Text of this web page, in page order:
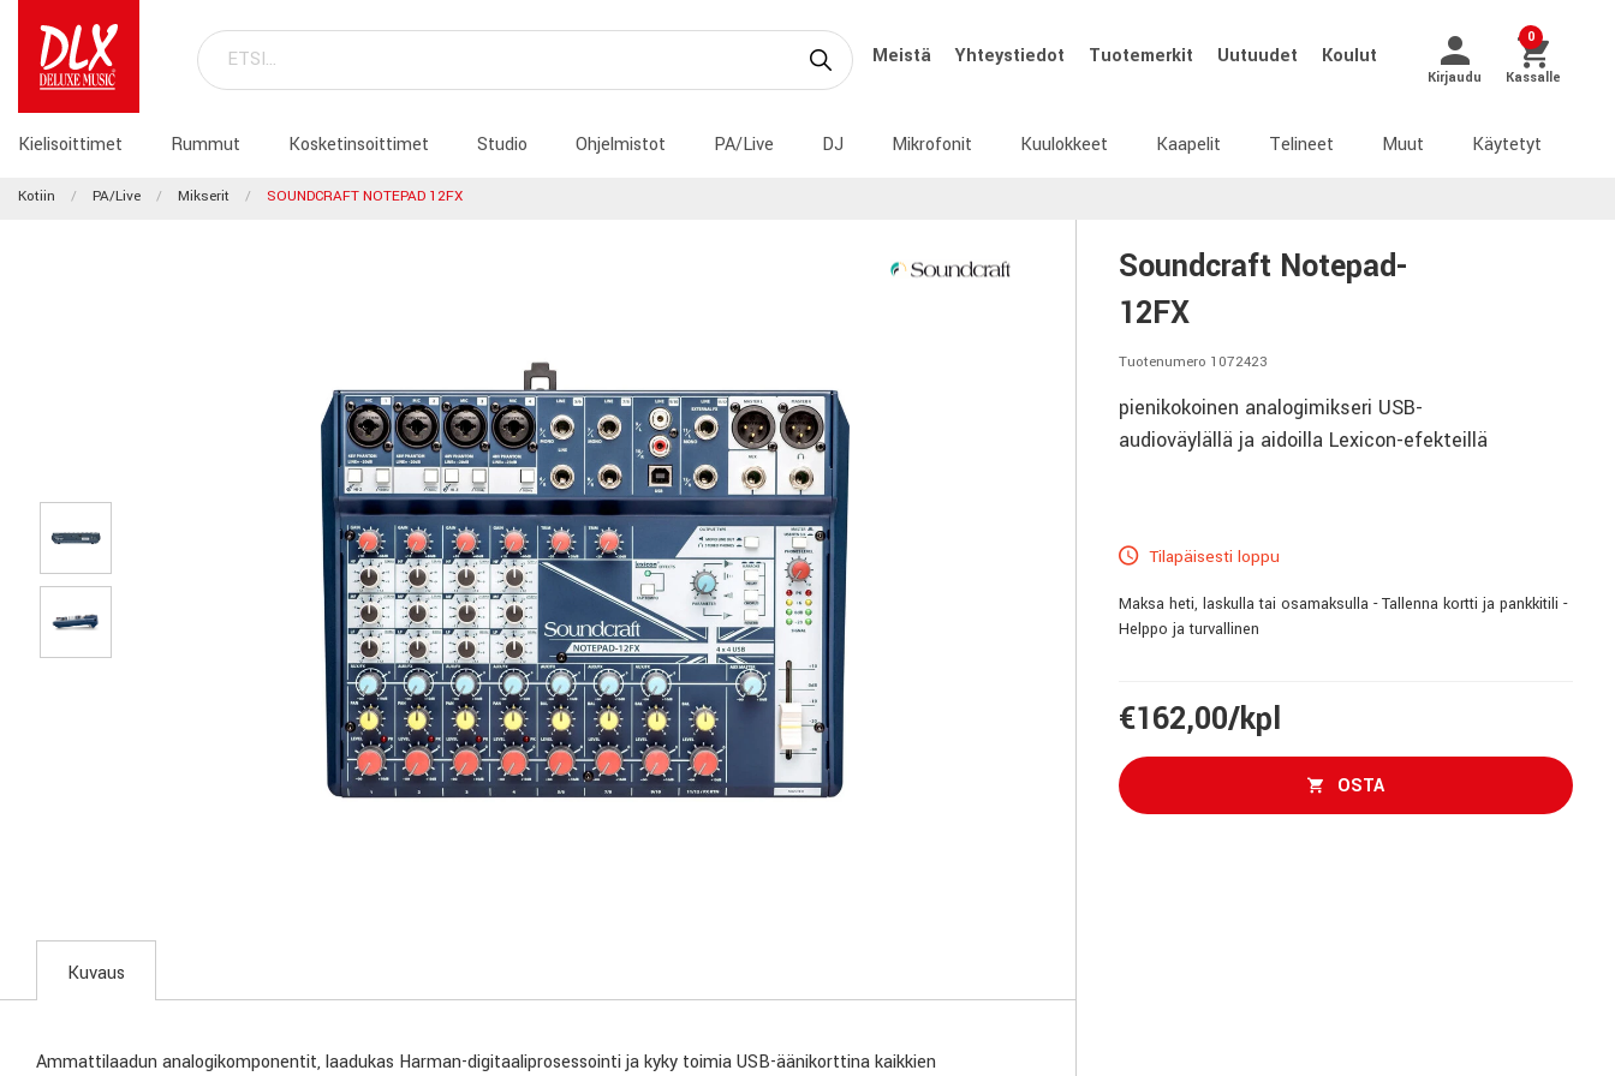
Meistä Yhteystiedot Tuotemerkit Uutuudet Koulut
Kirjaudu
0
Kassalle
Kielisoittimet Rummut Kosketinsoittimet Studio Ohjelmistot PA/Live DJ Mikrofonit Kuulokkeet Kaapelit Telineet Muut Käytetyt
Kotiin PA/Live Mikserit SOUNDCRAFT NOTEPAD 12FX
Soundcraft Notepad-
12FX
Tuotenumero 1072423
pienikokoinen analogimikseri USB-
audioväylällä ja aidoilla Lexicon-efekteillä
Tilapäisesti loppu
Maksa heti, laskulla tai osamaksulla - Tallenna kortti ja pankkitili -
Helppo ja turvallinen
€162,00/kpl
OSTA
Kuvaus
Ammattilaadun analogikomponentit, laadukas Harman-digitaaliprosessointi ja kyky toimia USB-äänikorttina kaikkien